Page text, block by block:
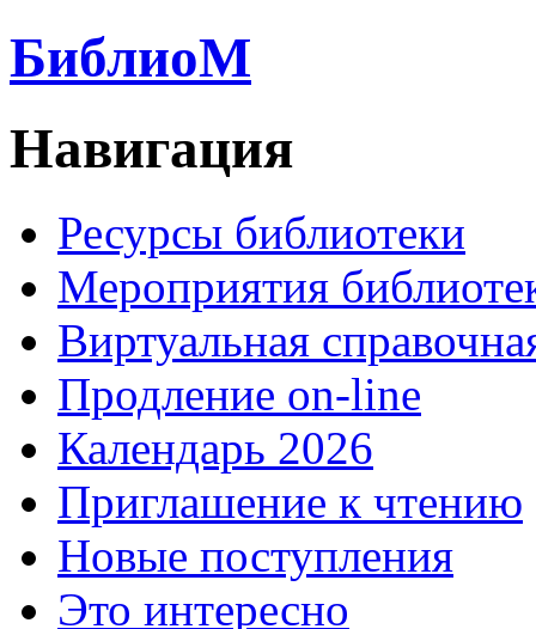
БиблиоМ
Навигация
Ресурсы библиотеки
Мероприятия
Виртуальная
Продление on-line
Календарь 2026
Приглашение к чтению
Новые поступления
Это интересно